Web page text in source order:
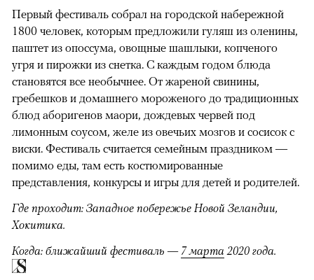
Первый фестиваль собрал на городской набережной
1800 человек, которым предложили гуляш из оленины,
паштет из опоссума, овощные шашлыки, копченого
угря и пирожки из снетка. С каждым годом блюда
становятся все необычнее. От жареной свинины,
гребешков и домашнего мороженого до традиционных
блюд аборигенов маори, дождевых червей под
лимонным соусом, желе из овечьих мозгов и сосисок с
виски. Фестиваль считается семейным праздником —
помимо еды, там есть костюмированные
представления, конкурсы и игры для детей и родителей.
Где проходит: Западное побережье Новой Зеландии,
Хокитика.
Когда: ближайший фестиваль — 7 марта 2020 года.